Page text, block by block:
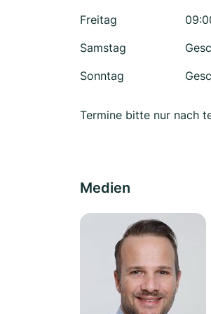
Freitag
Samstag
Sonntag
Termine bitte nur nach
Medien